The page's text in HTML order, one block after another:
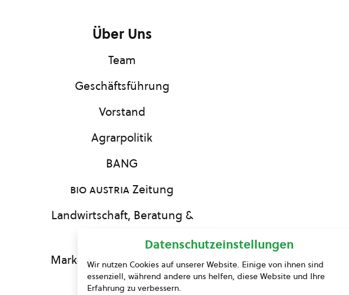
Über Uns
Team
Geschäftsführung
Vorstand
Agrarpolitik
BANG
bio austriaZeitung
Landwirtschaft, Beratung &
Marketing und Information
Presse
Datenschutzeinstellungen
Wir nutzen Cookies auf unserer Website. Einige von ihnen sind
essenziell, während andere uns helfen, diese Website und Ihre
Erfahrung zu verbessern.